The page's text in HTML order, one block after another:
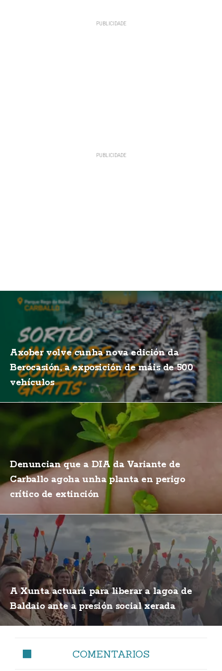
Axober volve cunha nova edición da
Berocasión, a exposición de máis de 500
vehículos
Denuncian que a DIA da Variante de
Carballo agoha unha planta en perigo
crítico de extinción
A Xunta actuará para liberar a lagoa de
Baldaio ante a presión social xerada
COMENTARIOS